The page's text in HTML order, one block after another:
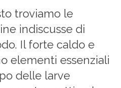
troviamo le
indiscusse di
Il forte caldo e
elementi essenziali
delle larve